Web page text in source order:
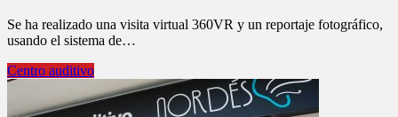
Se ha realizado una visita virtual 360VR y un reportaje fotográfico,
usando el sistema de…
Centro auditivo